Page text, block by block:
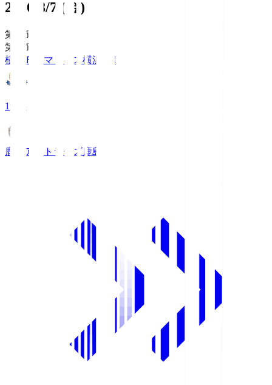
2026/8/7 (金)
第1節
第1節
横浜Ｆ・マリノス横浜FM
19:25
鹿島アントラーズ鹿島